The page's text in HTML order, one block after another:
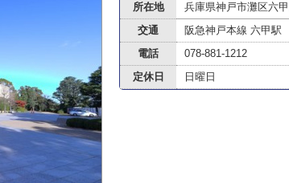
所在地
兵庫県神戸市灘区六
交通
阪急神戸本線 六甲駅
電話
078-881-1212
定休日
日曜日